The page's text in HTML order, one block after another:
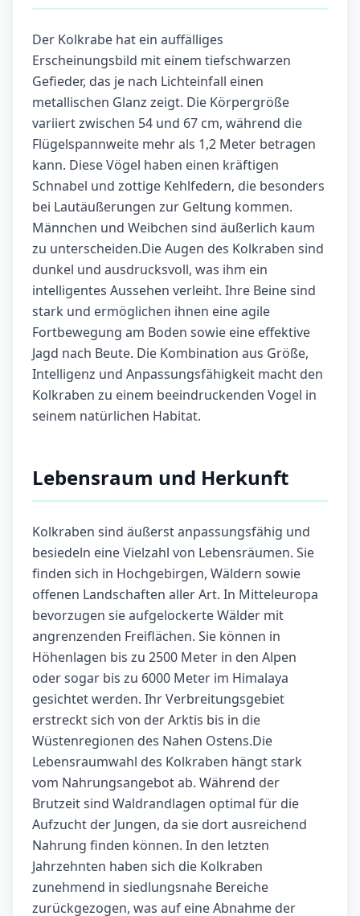
Der Kolkrabe hat ein auffälliges
Erscheinungsbild mit einem tiefschwarzen
Gefieder, das je nach Lichteinfall einen
metallischen Glanz zeigt. Die Körpergröße
variiert zwischen 54 und 67 cm, während die
Flügelspannweite mehr als 1,2 Meter betragen
kann. Diese Vögel haben einen kräftigen
Schnabel und zottige Kehlfedern, die besonders
bei Lautäußerungen zur Geltung kommen.
Männchen und Weibchen sind äußerlich kaum
zu unterscheiden.Die Augen des Kolkraben sind
dunkel und ausdrucksvoll, was ihm ein
intelligentes Aussehen verleiht. Ihre Beine sind
stark und ermöglichen ihnen eine agile
Fortbewegung am Boden sowie eine effektive
Jagd nach Beute. Die Kombination aus Größe,
Intelligenz und Anpassungsfähigkeit macht den
Kolkraben zu einem beeindruckenden Vogel in
seinem natürlichen Habitat.
Lebensraum und Herkunft
Kolkraben sind äußerst anpassungsfähig und
besiedeln eine Vielzahl von Lebensräumen. Sie
finden sich in Hochgebirgen, Wäldern sowie
offenen Landschaften aller Art. In Mitteleuropa
bevorzugen sie aufgelockerte Wälder mit
angrenzenden Freiflächen. Sie können in
Höhenlagen bis zu 2500 Meter in den Alpen
oder sogar bis zu 6000 Meter im Himalaya
gesichtet werden. Ihr Verbreitungsgebiet
erstreckt sich von der Arktis bis in die
Wüstenregionen des Nahen Ostens.Die
Lebensraumwahl des Kolkraben hängt stark
vom Nahrungsangebot ab. Während der
Brutzeit sind Waldrandlagen optimal für die
Aufzucht der Jungen, da sie dort ausreichend
Nahrung finden können. In den letzten
Jahrzehnten haben sich die Kolkraben
zunehmend in siedlungsnahe Bereiche
zurückgezogen, was auf eine Abnahme der